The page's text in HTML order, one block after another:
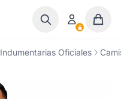
Indumentarias Oficiales